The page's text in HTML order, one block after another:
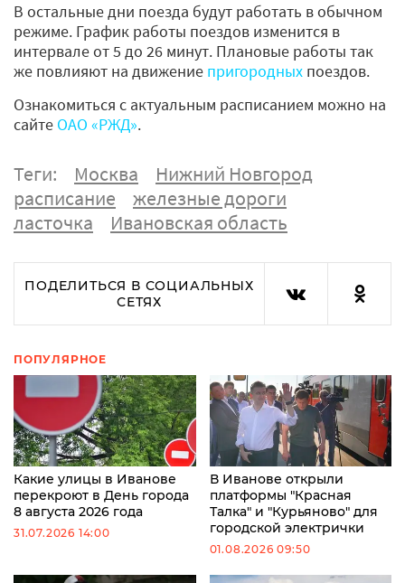
В остальные дни поезда будут работать в обычном
режиме. График работы поездов изменится в
интервале от 5 до 26 минут. Плановые работы так
же повлияют на движение пригородных поездов.
Ознакомиться с актуальным расписанием можно на
сайте ОАО «РЖД».
Теги: Москва
Нижний Новгород
расписание
железные дороги
ласточка
Ивановская область
ПОДЕЛИТЬСЯ В СОЦИАЛЬНЫХ
СЕТЯХ
ПОПУЛЯРНОЕ
Какие улицы в Иванове
перекроют в День города
8 августа 2026 года
31.07.2026 14:00
В Иванове открыли
платформы "Красная
Талка" и "Курьяново" для
городской электрички
01.08.2026 09:50